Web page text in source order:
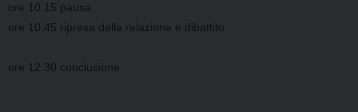
ore 10.15 pausa
ore 10.45 ripresa della relazione e dibattito
ore 12.30 conclusione